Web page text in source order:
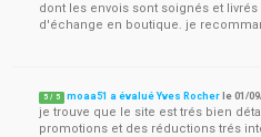
dont les envois sont soignés et
d'échange en boutique. je
5 / 5 moaa51 a évalué Yves Rocher le01/
je trouve que le site est trés bien
promotions et des réductions trés